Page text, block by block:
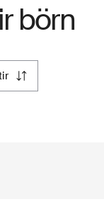
börn